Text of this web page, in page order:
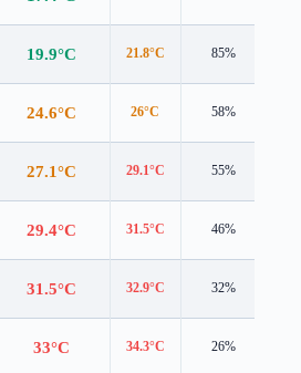
19.9°C 21.8°C 85%
24.6°C 26°C 58%
27.1°C 29.1°C 55%
29.4°C 31.5°C 46%
31.5°C 32.9°C 32%
33°C 34.3°C 26%